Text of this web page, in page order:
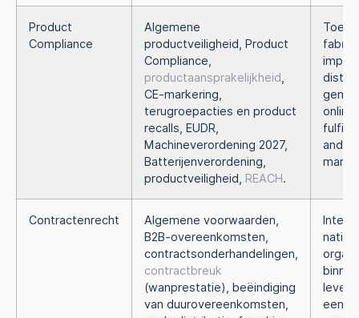
Product
Compliance
Algemene
productveiligheid, Product
Compliance,
productaansprakelijkheid
CE-markering,
terugroepacties en product
recalls, EUDR,
Machineverordening 2027,
Batterijenverordening,
productveiligheid, REACH.
Contractenrecht
Algemene voorwaarden,
B2B-overeenkomsten,
contractsonderhandelingen,
contractbreuk
(wanprestatie), beëindiging
van duurovereenkomsten,
een